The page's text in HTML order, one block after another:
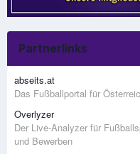
Partnerlinks
abseits.at
Das Fußballportal für
Overlyzer
Der Live-Analyzer für
und Bewerben